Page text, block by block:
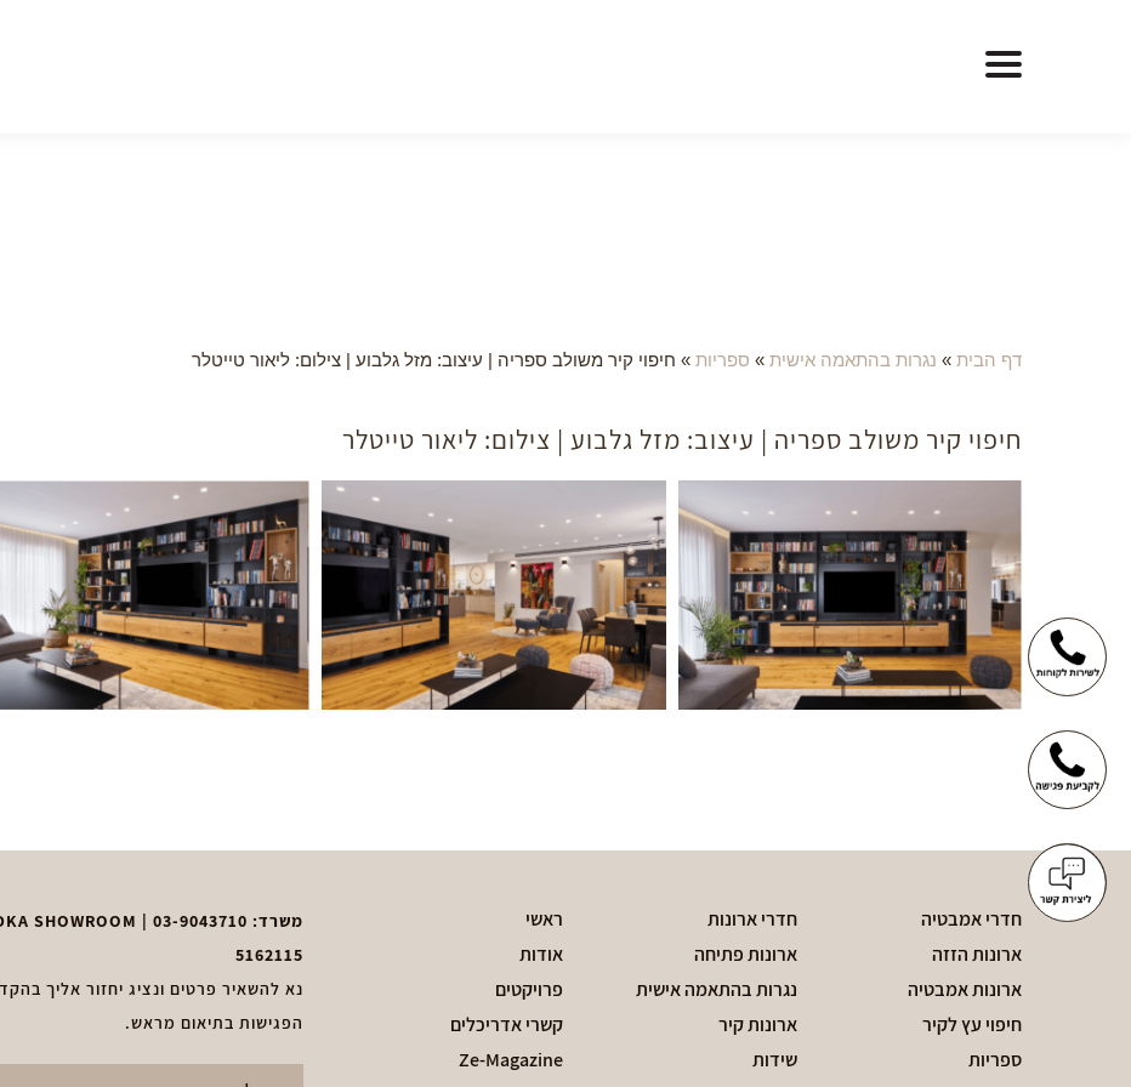
דף הבית » נגרות בהתאמה אישית » ספריות » חיפוי קיר משולב ספריה | עיצוב: מזל גלבוע | צילום: ליאור טייטלר
חיפוי קיר משולב ספריה | עיצוב: מזל גלבוע | צילום: ליאור טייטלר
חדרי אמבטיה
חדרי ארונות
ארונות הזזה
ארונות פתיחה
ארונות אמבטיה
נגרות בהתאמה אישית
חיפוי עץ לקיר
ארונות קיר
ספריות
שידות
ראשי
אודות
פרויקטים
קשרי אדריכלים
Ze-Magazine
משרד: 03-9043710 | ZEDKA SHOWROOM – בן ציון גליס 51, פ״ת | וואטסאפ נגיש:
5162115
נא להשאיר פרטים ונציג יחזור אליך
הפגישות בתיאום מראש.